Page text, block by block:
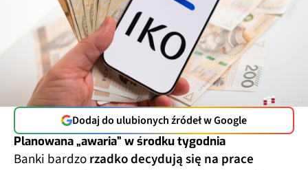
Dodaj do ulubionych źródeł w Google
Planowana „awaria” w środku tygodnia
Banki bardzorzadko decydują się na prace